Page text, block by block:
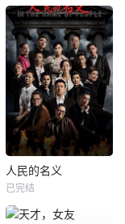
人民的名义
已完结